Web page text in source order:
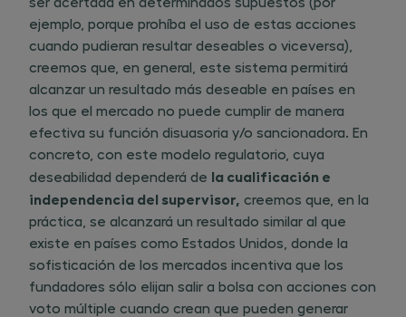
ejemplo, porque prohíba el uso de estas acciones
cuando pudieran resultar deseables o viceversa),
creemos que, en general, este sistema permitirá
alcanzar un resultado más deseable en países en
los que el mercado no puede cumplir de manera
efectiva su función disuasoria y/o sancionadora. En
concreto, con este modelo regulatorio, cuya
deseabilidad dependerá de ​ la cualificación e
independencia del supervisor, creemos que, en la
práctica, se alcanzará un resultado similar al que
existe en países como Estados Unidos, donde la
sofisticación de los mercados incentiva que los
fundadores sólo elijan salir a bolsa con acciones con
voto múltiple cuando crean que pueden generar